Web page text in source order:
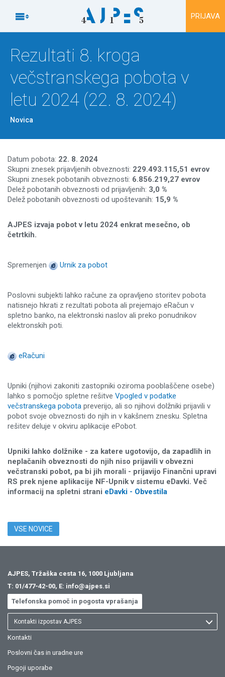
Na vsebino
 PRIJAVA
Rezultati 8. kroga
večstranskega pobota v
letu 2024 (22. 8. 2024)
Novica
Datum pobota: 22. 8. 2024
Skupni znesek prijavljenih obveznosti: 229.493.115,51 evrov
Skupni znesek pobotanih obveznosti: 6.856.219,27 evrov
Delež pobotanih obveznosti od prijavljenih: 3,0 %
Delež pobotanih obveznosti od upoštevanih: 15,9 %
AJPES izvaja pobot v letu 2024 enkrat mesečno, ob
četrtkih.
Spremenjen Urnik za pobot
Poslovni subjekti lahko račune za opravljeno storitev pobota
natisnejo hkrati z rezultati pobota ali prejemajo eRačun v
spletno banko, na elektronski naslov ali preko ponudnikov
elektronskih poti.
eRačuni
Upniki (njihovi zakoniti zastopniki oziroma pooblaščene osebe)
lahko s pomočjo spletne rešitve Vpogled v podatke
večstranskega pobota preverijo, ali so njihovi dolžniki prijavili v
pobot svoje obveznosti do njih in v kakšnem znesku. Spletna
rešitev deluje v okviru aplikacije ePobot.
Upniki lahko dolžnike - za katere ugotovijo, da zapadlih in
neplačanih obveznosti do njih niso prijavili v obvezni
večstranski pobot, pa bi jih morali - prijavijo Finančni upravi
RS prek njene aplikacije NF-Upnik v sistemu eDavki. Več
informacij na spletni strani eDavki - Obvestila
VSE NOVICE
AJPES, Tržaška cesta 16, 1000 Ljubljana
T: 01/477-42-00, E: info@ajpes.si
Telefonska pomoč in pogosta vprašanja
Kontakti izpostav AJPES
Kontakti
Poslovni čas in uradne ure
Pogoji uporabe